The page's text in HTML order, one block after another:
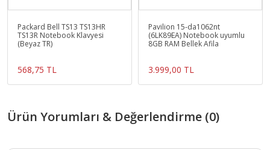
Packard Bell TS13 TS13HR
TS13R Notebook Klavyesi
(Beyaz TR)
568,75 TL
Pavilion 15-da1062nt
(6LK89EA) Notebook uyumlu
8GB RAM Bellek Afila
3.999,00 TL
Ürün Yorumları & Değerlendirme (0)